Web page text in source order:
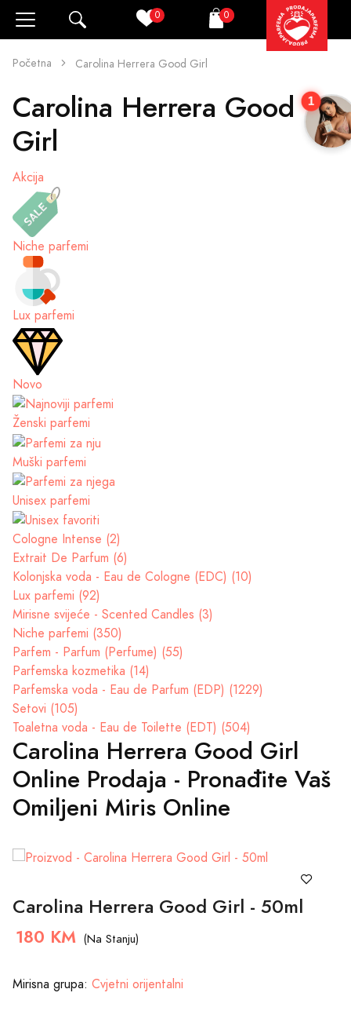
0 Korpa
0
Početna Carolina Herrera Good Girl
Carolina Herrera Good
Girl
Akcija
Niche parfemi
Lux parfemi
Novo
Ženski parfemi
Muški parfemi
Unisex parfemi
Cologne Intense (2)
Extrait De Parfum (6)
Kolonjska voda - Eau de Cologne (EDC) (10)
Lux parfemi (92)
Mirisne svijeće - Scented Candles (3)
Niche parfemi (350)
Parfem - Parfum (Perfume) (55)
Parfemska kozmetika (14)
Parfemska voda - Eau de Parfum (EDP) (1229)
Setovi (105)
Toaletna voda - Eau de Toilette (EDT) (504)
Carolina Herrera Good Girl
Online Prodaja - Pronađite Vaš
Omiljeni Miris Online
Carolina Herrera Good Girl - 50ml
180 KM (Na Stanju)
Mirisna grupa: Cvjetni orijentalni
1